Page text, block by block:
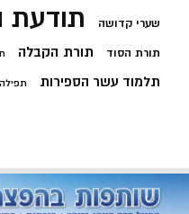
שערי קדושה תודעת
תורת הסוד תורת הקבלה
תלמוד עשר הספירות תפילה